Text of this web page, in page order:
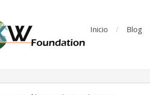
Inicio Blog